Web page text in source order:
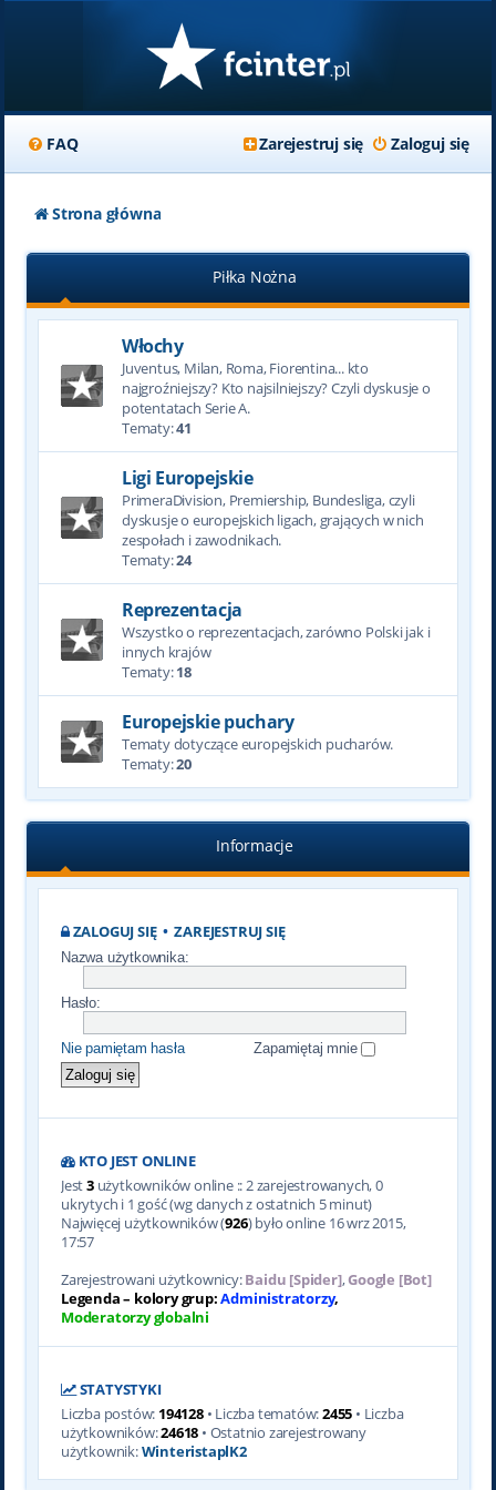
FAQ Zaloguj się
Zarejestruj się
Strona główna
Piłka Nożna
Włochy
Juventus, Milan, Roma, Fiorentina... kto
najgroźniejszy? Kto najsilniejszy? Czyli dyskusje o
potentatach Serie A.
Tematy:41
Ligi Europejskie
PrimeraDivision, Premiership, Bundesliga, czyli
dyskusje o europejskich ligach, grających w nich
zespołach i zawodnikach.
Tematy:24
Reprezentacja
Wszystko o reprezentacjach, zarówno Polski jak i
innych krajów
Tematy:18
Europejskie puchary
Tematy dotyczące europejskich pucharów.
Tematy:20
Informacje
ZALOGUJ SIĘ•ZAREJESTRUJ SIĘ
Nazwa użytkownika:
Hasło:
Nie pamiętam hasła Zapamiętaj mnie
KTO JEST ONLINE
Jest3użytkowników online :: 2 zarejestrowanych, 0
ukrytych i 1 gość (wg danych z ostatnich 5 minut)
Najwięcej użytkowników (926) było online 16 wrz 2015,
17:57
Zarejestrowani użytkownicy:Baidu [Spider],Google [Bot]
Legenda – kolory grup:Administratorzy,
Moderatorzy globalni
STATYSTYKI
Liczba postów: 194128• Liczba tematów:2455 • Liczba
użytkowników:24618 • Ostatnio zarejestrowany
użytkownik:WinteristaplK2